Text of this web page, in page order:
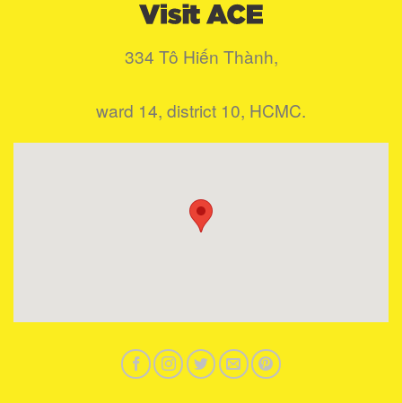
334 Tô Hiến Thành,
ward 14, district 10, HCMC.